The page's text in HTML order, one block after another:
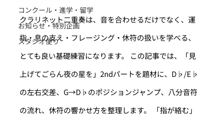
コンクール・進学・留学
お知らせ・特別企画
スタジオ便り
クラリネット二重奏は、音を合わせるだけでなく、運
指・息の支え・フレージング・休符の扱いを学べる、
とても良い基礎練習になります。 この記事では、「見
上げてごらん夜の星を」2ndパートを題材に、D♭/E♭
の左右交差、G→D♭のポジションジャンプ、八分音符
の流れ、休符の響かせ方を整理します。 「指が絡む」